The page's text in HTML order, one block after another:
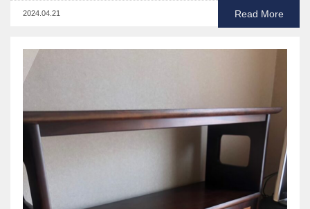
Read More
2024.04.21